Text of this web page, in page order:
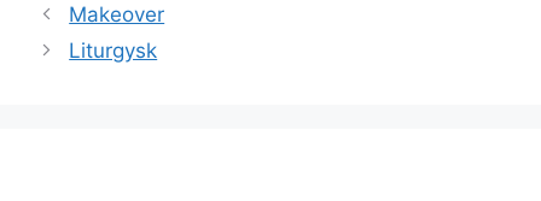
Makeover
Liturgysk